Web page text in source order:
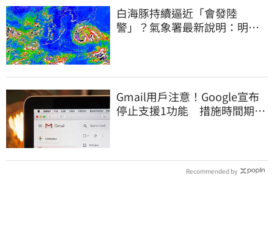
白海豚持續逼近「會發陸
警」？氣象署最新說明：明天
Gmail用戶注意！Google宣布
停止支援1功能 措施時間期限
Recommended by